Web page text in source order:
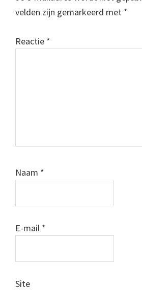
velden zijn gemarkeerd met *
Reactie *
Naam *
E-mail *
Site